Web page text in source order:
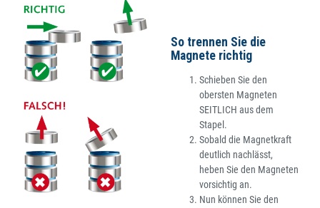
So trennen Sie die
Magnete richtig
Schieben Sie den
obersten Magneten
SEITLICH aus dem
Stapel.
Sobald die Magnetkraft
deutlich nachlässt,
heben Sie den Magneten
vorsichtig an.
Nun können Sie den